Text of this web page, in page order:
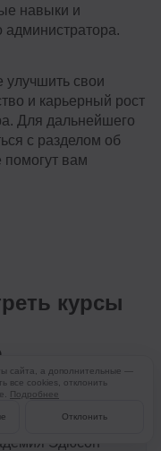
навыки и
администратора.
улучшить свои
и карьерный рост
Для дальнейшего
с разделом об
помогут вам
курсы
Эдюсон
сайта, а дополнительные —
все cookies, отклонить
Подробнее
Отклонить